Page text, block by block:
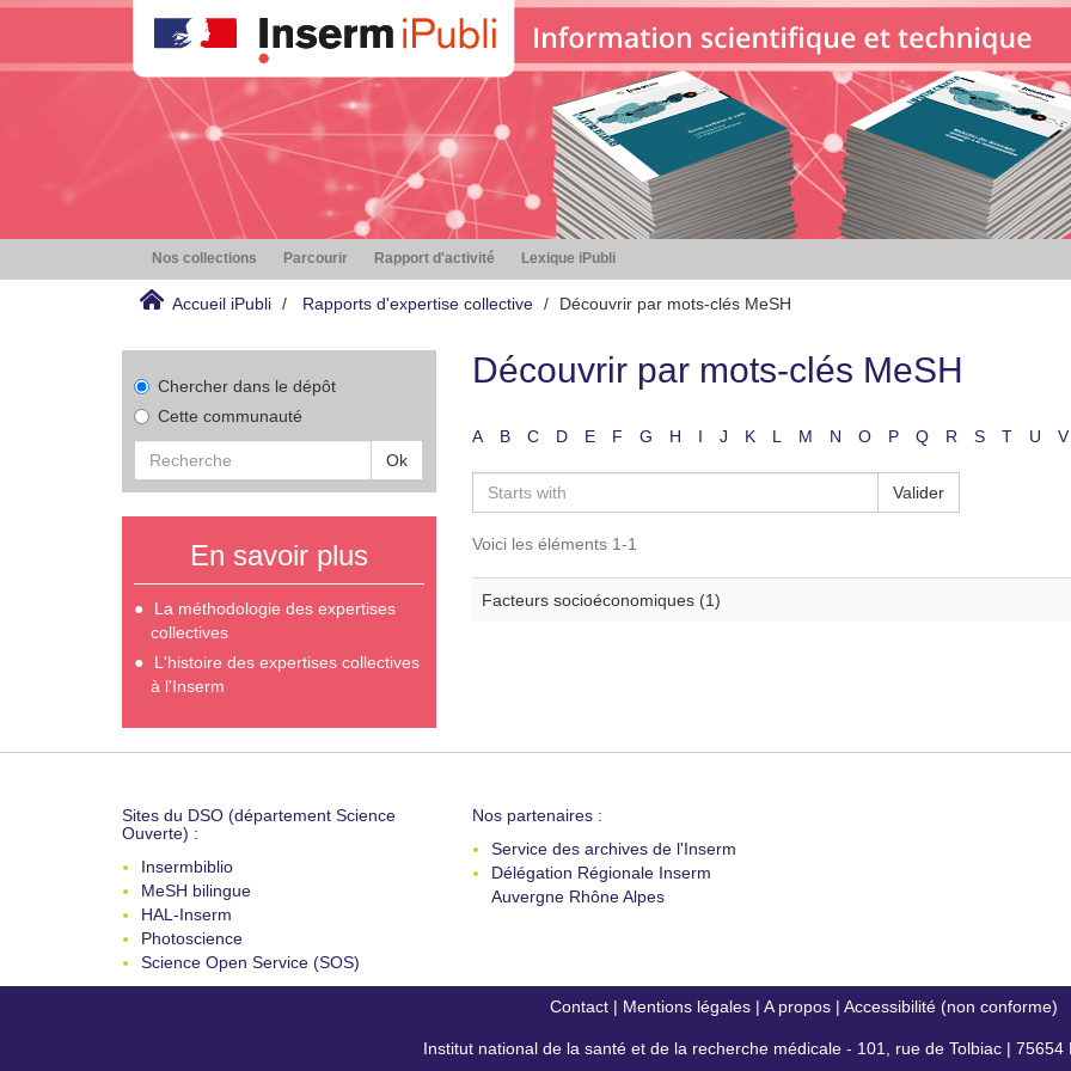
Nos collections Parcourir Rapport d'activité Lexique iPubli
Accueil iPubli Rapports d'expertise collective Découvrir par mots-clés MeSH
Chercher dans le dépôt
Cette communauté
Ok
En savoir plus
La méthodologie des expertises
collectives
L'histoire des expertises collectives
à l'Inserm
Découvrir par mots-clés MeSH
A B C D E F G H I J K L M N O P Q R S T U V
Valider
Voici les éléments 1-1
Facteurs socioéconomiques (1)
Sites du DSO (département Science
Ouverte) :
Insermbiblio
MeSH bilingue
HAL-Inserm
Photoscience
Science Open Service (SOS)
Nos partenaires :
Service des archives de l'Inserm
Délégation Régionale Inserm
Auvergne Rhône Alpes
Contact| Mentions légales| A propos| Accessibilité (non conforme)
Institut national de la santé et de la recherche médicale - 101, rue de Tolbiac | 75654